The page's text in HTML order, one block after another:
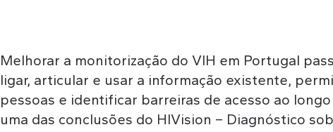
Melhorar a monitorização do VIH em Portugal
ligar, articular e usar a informação existente,
pessoas e identificar barreiras de acesso ao
uma das conclusões do HIVision – Diagnóstico